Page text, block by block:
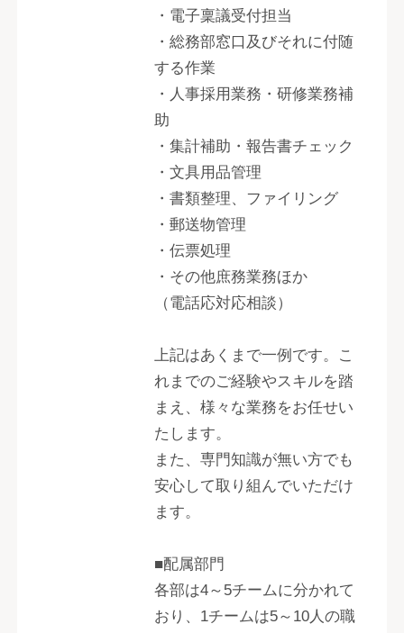
・電子稟議受付担当
・総務部窓口及びそれに付随
する作業
・人事採用業務・研修業務補
助
・集計補助・報告書チェック
・文具用品管理
・書類整理、ファイリング
・郵送物管理
・伝票処理
・その他庶務業務ほか
（電話応対応相談）
上記はあくまで一例です。こ
れまでのご経験やスキルを踏
まえ、様々な業務をお任せい
たします。
また、専門知識が無い方でも
安心して取り組んでいただけ
ます。
■配属部門
各部は4～5チームに分かれて
おり、1チームは5～10人の職